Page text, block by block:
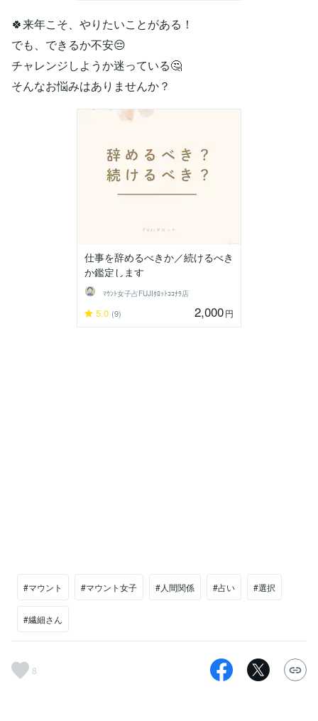
🍀来年こそ、やりたいことがある！
でも、できるか不安😔
チャレンジしようか迷っている🤔
そんなお悩みはありませんか？
仕事を辞めるべきか／続けるべき
か鑑定します
ﾏｳﾝﾄ女子占FUJIﾀﾛｯﾄｺｺﾅﾗ店
5.0 (9) 2,000円
#マウント #マウント女子 #人間関係 #占い #選択
#繊細さん
8